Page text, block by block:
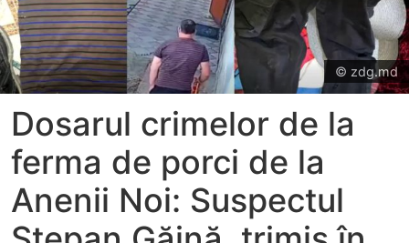
© zdg.md
Dosarul crimelor de la
ferma de porci de la
Anenii Noi: Suspectul